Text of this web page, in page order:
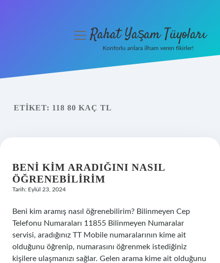
Yasal Uyarı
menüyüRahat Yaşam Tüyoları
Konforlu anlara ilham veren fikirler!
ETIKET: 118 80 KAÇ TL
BENI KIM ARADIĞINI NASIL
ÖĞRENEBILIRIM
Tarih: Eylül 23, 2024
Beni kim aramış nasıl öğrenebilirim? Bilinmeyen Cep
Telefonu Numaraları 11855 Bilinmeyen Numaralar
servisi, aradığınız TT Mobile numaralarının kime ait
olduğunu öğrenip, numarasını öğrenmek istediğiniz
kişilere ulaşmanızı sağlar. Gelen arama kime ait olduğunu